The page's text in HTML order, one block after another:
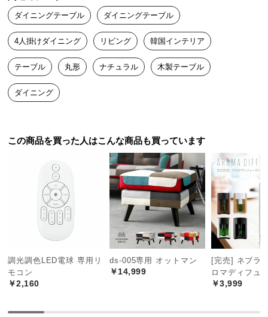
つ
い
て
開
梱
設
ー
入
経
路
高級感あるダイニングテーブルを探していて一目惚れして購入し
ました。
天然木突板と格子デザインが抜群におしゃれで、部屋の雰囲気が
グッと格上げされた感じです！
このクオリティでこの価格はかなりコスパ良しだと思います。
ダイニングテーブル ダイニングテーブル
4人掛けダイニング リビング 韓国インテリア
テーブル 丸形 ナチュラル 木製テーブル
ダイニング
この商品を買った人はこんな商品も買っています
調光調色LED電球 専用リ
モコン
￥2,160
ds-005専用 オットマン
￥14,999
[完売] ネブラ
ロマディフュ
￥3,999